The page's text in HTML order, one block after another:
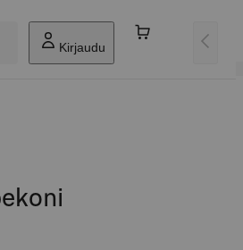
Kirjaudu